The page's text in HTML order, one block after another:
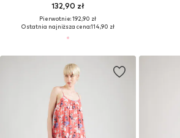
132,90 zł
Pierwotnie: 192,90 zł
Ostatnia najniższa cena:114,90 zł